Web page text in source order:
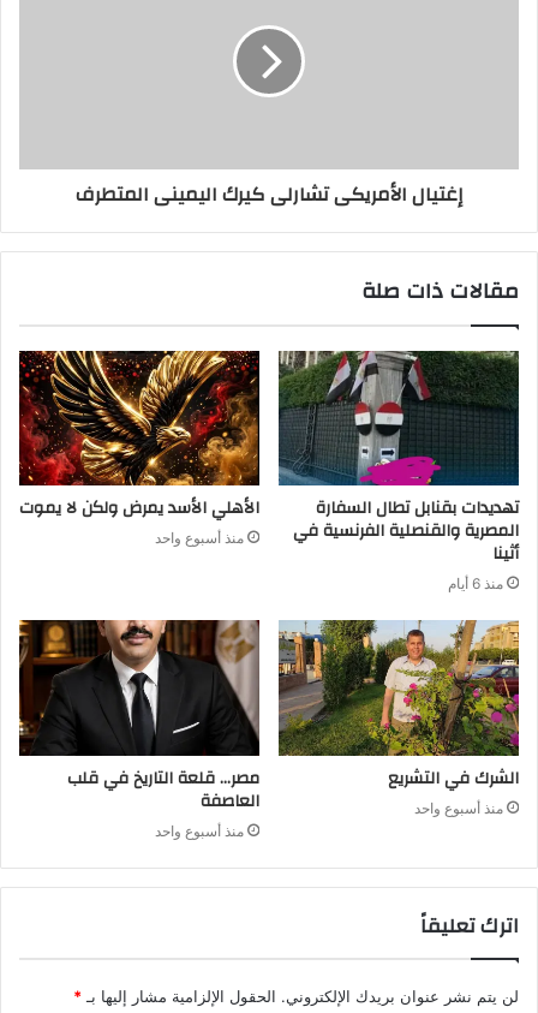
إغتيال الأمريكى تشارلى كيرك اليمينى المتطرف
مقالات ذات صلة
تهديدات بقنابل تطال السفارة
المصرية والقنصلية الفرنسية في
أثينا
منذ 6 أيام
الأهلي الأسد يمرض ولكن لا يموت
منذ أسبوع واحد
الشرك في التشريع
منذ أسبوع واحد
مصر… قلعة التاريخ في قلب
العاصفة
منذ أسبوع واحد
اترك تعليقاً
لن يتم نشر عنوان بريدك الإلكتروني. الحقول الإلزامية مشار إليها بـ *